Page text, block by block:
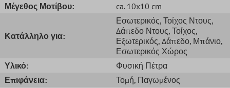
Μέγεθος Μοτίβου:
ca. 10x10 cm
Κατάλληλο για:
Εσωτερικός, Τοίχος Ντους,
Δάπεδο Ντους, Τοίχος,
Εξωτερικός, Δάπεδο, Μπάνιο,
Εσωτερικός Χώρος
Υλικό:
Φυσική Πέτρα
Επιφάνεια:
Τομή, Παγωμένος